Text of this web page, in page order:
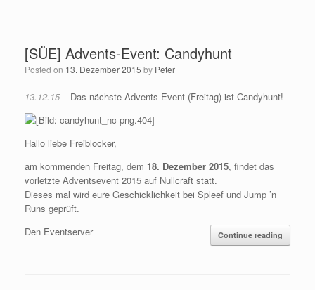
[SÜE] Advents-Event: Candyhunt
Posted on 13. Dezember 2015 by Peter
13.12.15 –Das nächste Advents-Event (Freitag) ist Candyhunt!
Hallo liebe Freiblocker,
am kommenden Freitag, dem 18. Dezember 2015, findet das
vorletzte Adventsevent 2015 auf Nullcraft statt.
Dieses mal wird eure Geschicklichkeit bei Spleef und Jump ’n
Runs geprüft.
Den Eventserver
Continue reading